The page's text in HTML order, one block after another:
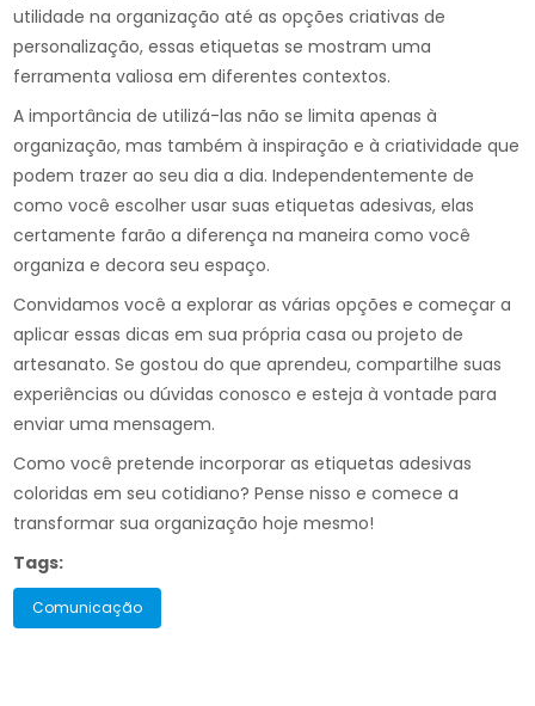
utilidade na organização até as opções criativas de
personalização, essas etiquetas se mostram uma
ferramenta valiosa em diferentes contextos.
A importância de utilizá-las não se limita apenas à
organização, mas também à inspiração e à criatividade que
podem trazer ao seu dia a dia. Independentemente de
como você escolher usar suas etiquetas adesivas, elas
certamente farão a diferença na maneira como você
organiza e decora seu espaço.
Convidamos você a explorar as várias opções e começar a
aplicar essas dicas em sua própria casa ou projeto de
artesanato. Se gostou do que aprendeu, compartilhe suas
experiências ou dúvidas conosco e esteja à vontade para
enviar uma mensagem.
Como você pretende incorporar as etiquetas adesivas
coloridas em seu cotidiano? Pense nisso e comece a
transformar sua organização hoje mesmo!
Tags:
Comunicação